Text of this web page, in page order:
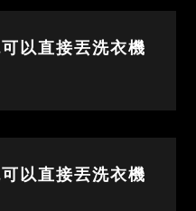
以直接丟洗衣機
以直接丟洗衣機